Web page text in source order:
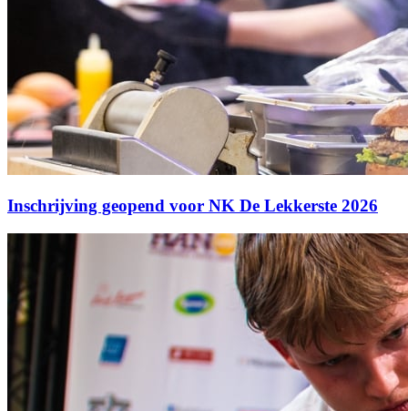
Inschrijving geopend voor NK De Lekkerste 2026